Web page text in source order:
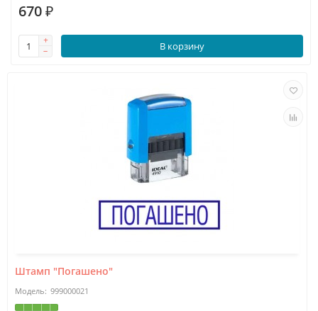
670 ₽
В корзину
Штамп "Погашено"
999000021